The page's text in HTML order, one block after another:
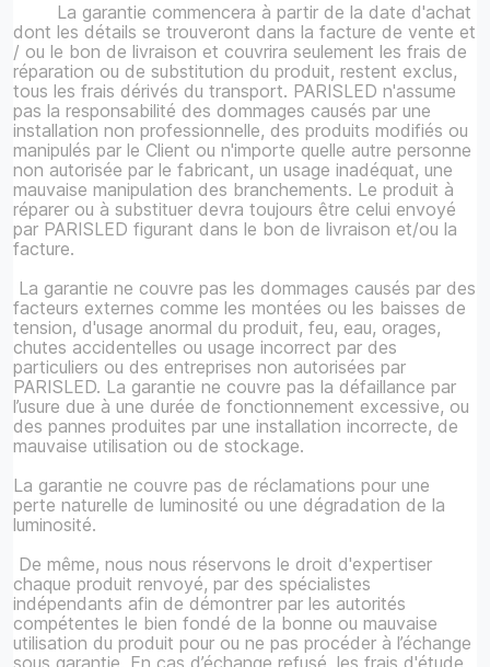
La garantie commencera à partir de la date d'achat
dont les détails se trouveront dans la facture de vente et
/ ou le bon de livraison et couvrira seulement les frais de
réparation ou de substitution du produit, restent exclus,
tous les frais dérivés du transport. PARISLED n'assume
pas la responsabilité des dommages causés par une
installation non professionnelle, des produits modifiés ou
manipulés par le Client ou n'importe quelle autre personne
non autorisée par le fabricant, un usage inadéquat, une
mauvaise manipulation des branchements. Le produit à
réparer ou à substituer devra toujours être celui envoyé
par PARISLED figurant dans le bon de livraison et/ou la
facture.
La garantie ne couvre pas les dommages causés par des
facteurs externes comme les montées ou les baisses de
tension, d'usage anormal du produit, feu, eau, orages,
chutes accidentelles ou usage incorrect par des
particuliers ou des entreprises non autorisées par
PARISLED. La garantie ne couvre pas la défaillance par
l’usure due à une durée de fonctionnement excessive, ou
des pannes produites par une installation incorrecte, de
mauvaise utilisation ou de stockage.
La garantie ne couvre pas de réclamations pour une
perte naturelle de luminosité ou une dégradation de la
luminosité.
De même, nous nous réservons le droit d'expertiser
chaque produit renvoyé, par des spécialistes
indépendants afin de démontrer par les autorités
compétentes le bien fondé de la bonne ou mauvaise
utilisation du produit pour ou ne pas procéder à l’échange
sous garantie. En cas d’échange refusé, les frais d'étude